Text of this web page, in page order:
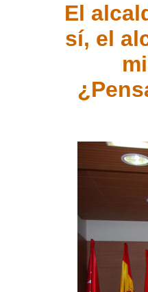
El
sí, el